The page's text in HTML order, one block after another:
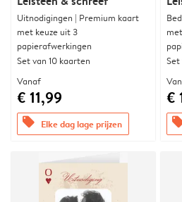
Uitnodigingen | Premium kaart
met keuze uit 3
papierafwerkingen
Set van 10 kaarten
Vanaf
€ 11,99
offers Elke dag lage prijzen
Set
€